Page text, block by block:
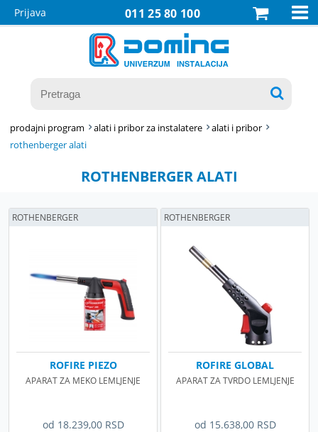
011 25 80 100
Prijava 

prodajni program alati i pribor za instalatere
alati i pribor
rothenberger alati
ROTHENBERGER ALATI
od 18.239,00 RSD
ROFIRE PIEZO
APARAT ZA MEKO LEMLJENJE
ROTHENBERGER
od 15.638,00 RSD
ROFIRE GLOBAL
APARAT ZA TVRDO LEMLJENJE
ROTHENBERGER